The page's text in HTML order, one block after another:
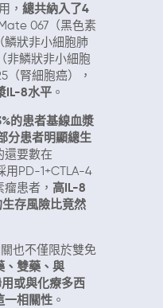
， 總共納入了4
067（黑色素
鱗狀非小細胞肺
非鱗狀非小細胞
（腎細胞癌），
IL-8水平 。
的患者基線血漿
分患者明顯總生
還要數在
用PD-1+CTLA-4
患者， 高IL-8
存風險比竟然
也不僅限於雙免
、雙藥、與
或與化療多西
一相關性 。